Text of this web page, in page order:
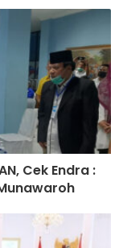
Presiden
hanya ada tiga
polisi, dan
hari lalu diposting
dirinya. ***
Cek Endra :